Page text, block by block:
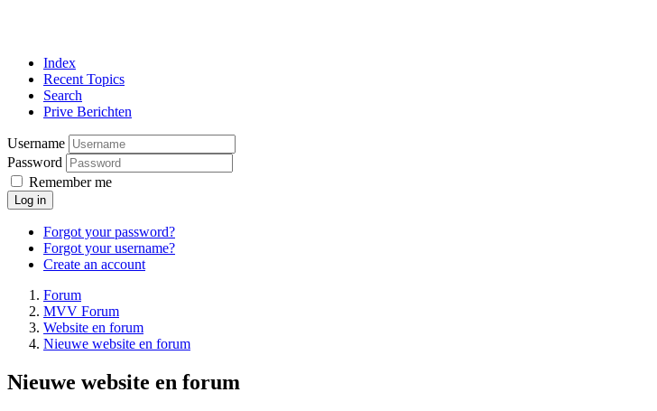
Index
Recent Topics
Search
Prive Berichten
Username
Password
Remember me
Log in
Forgot your password?
Forgot your username?
Create an account
Forum
MVV Forum
Website en forum
Nieuwe website en forum
Nieuwe website en forum